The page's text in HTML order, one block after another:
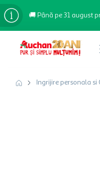
🚚 Până pe 31 august
Ingrijire personala si